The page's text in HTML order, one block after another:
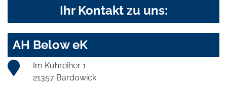
Ihr Kontakt zu uns:
AH Below eK
Im Kuhreiher 1
21357 Bardowick